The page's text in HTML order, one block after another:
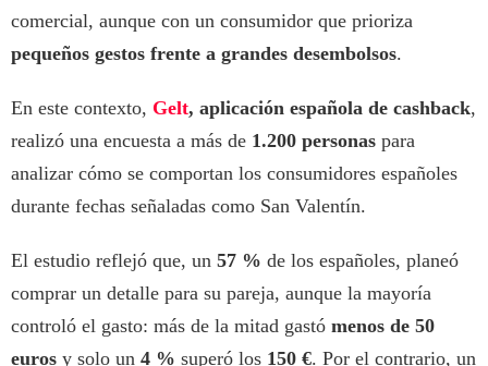
comercial, aunque con un consumidor que prioriza
pequeños gestos frente a grandes desembolsos.
En este contexto, Gelt, aplicación española de cashback,
realizó una encuesta a más de 1.200 personas para
analizar cómo se comportan los consumidores españoles
durante fechas señaladas como San Valentín.
El estudio reflejó que, un 57 % de los españoles, planeó
comprar un detalle para su pareja, aunque la mayoría
controló el gasto: más de la mitad gastó menos de 50
euros y solo un 4 % superó los 150 €. Por el contrario, un